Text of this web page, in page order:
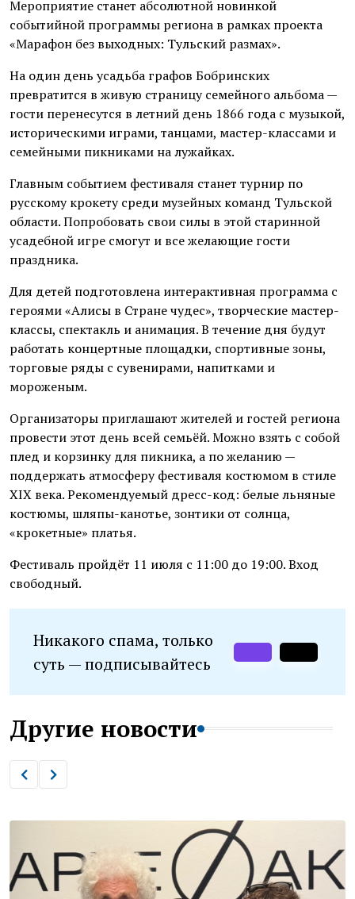
Мероприятие станет абсолютной новинкой
событийной программы региона в рамках проекта
«Марафон без выходных: Тульский размах».
На один день усадьба графов Бобринских
превратится в живую страницу семейного альбома —
гости перенесутся в летний день 1866 года с музыкой,
историческими играми, танцами, мастер-классами и
семейными пикниками на лужайках.
Главным событием фестиваля станет турнир по
русскому крокету среди музейных команд Тульской
области. Попробовать свои силы в этой старинной
усадебной игре смогут и все желающие гости
праздника.
Для детей подготовлена интерактивная программа с
героями «Алисы в Стране чудес», творческие мастер-
классы, спектакль и анимация. В течение дня будут
работать концертные площадки, спортивные зоны,
торговые ряды с сувенирами, напитками и
мороженым.
Организаторы приглашают жителей и гостей региона
провести этот день всей семьёй. Можно взять с собой
плед и корзинку для пикника, а по желанию —
поддержать атмосферу фестиваля костюмом в стиле
XIX века. Рекомендуемый дресс-код: белые льняные
костюмы, шляпы-канотье, зонтики от солнца,
«крокетные» платья.
Фестиваль пройдёт 11 июля с 11:00 до 19:00. Вход
свободный.
Никакого спама, только
суть — подписывайтесь
Другие новости